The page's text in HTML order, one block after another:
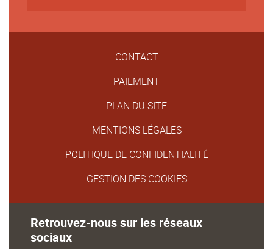
CONTACT
PAIEMENT
PLAN DU SITE
MENTIONS LÉGALES
POLITIQUE DE CONFIDENTIALITÉ
GESTION DES COOKIES
Retrouvez-nous sur les réseaux
sociaux